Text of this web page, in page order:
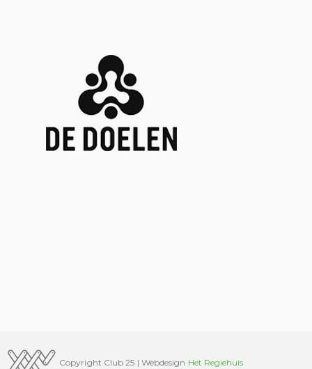
Copyright Club 25 | Webdesign Het Regiehuis